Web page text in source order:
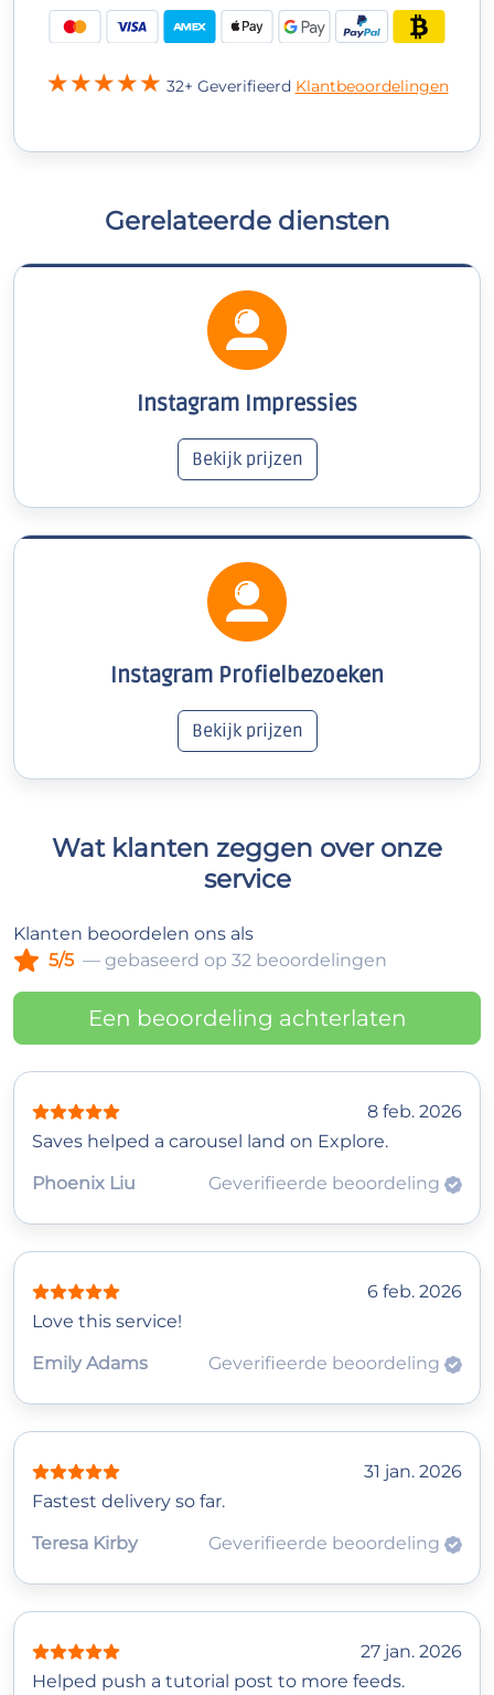
32+ Geverifieerd Klantbeoordelingen
Gerelateerde diensten
Instagram Impressies
Bekijk prijzen
Instagram Profielbezoeken
Bekijk prijzen
Wat klanten zeggen over onze
service
Klanten beoordelen ons als
5/5 — gebaseerd op 32 beoordelingen
Een beoordeling achterlaten
8 feb. 2026
Saves helped a carousel land on Explore.
Phoenix Liu
Geverifieerde beoordeling
6 feb. 2026
Love this service!
Emily Adams
Geverifieerde beoordeling
31 jan. 2026
Fastest delivery so far.
Teresa Kirby
Geverifieerde beoordeling
27 jan. 2026
Helped push a tutorial post to more feeds.